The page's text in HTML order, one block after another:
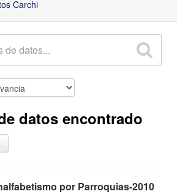
Carchi
datos encontrado
por Parroquias-2010